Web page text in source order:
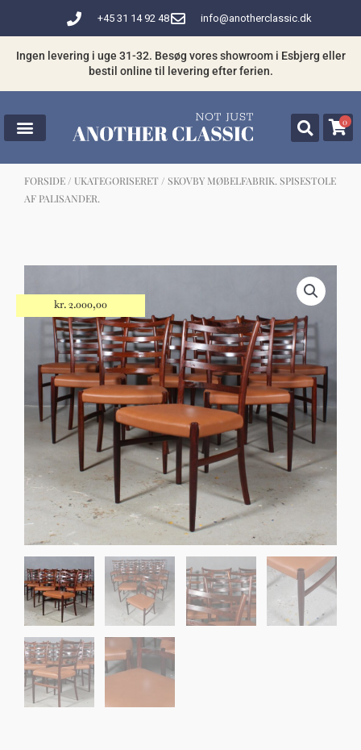
indholdet
+45 31 14 92 48 info@anotherclassic.dk
Ingen levering i uge 31-32. Besøg vores showroom i Esbjerg eller
bestil online til levering efter ferien.
0
FORSIDE / UKATEGORISERET / SKOVBY MØBELFABRIK. SPISESTOLE
AF PALISANDER.
have din interesse?
Sko til Arne Jacobsen stole
Stole
DKK 100,00
kr.2.000,00